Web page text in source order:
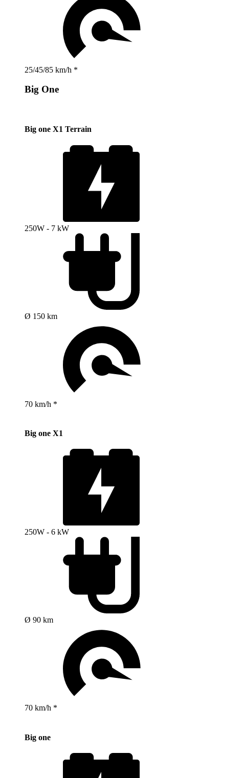
25/45/85 km/h *
Big One
Big one X1 Terrain
250W - 7 kW
Ø 150 km
70 km/h *
Big one X1
250W - 6 kW
Ø 90 km
70 km/h *
Big one